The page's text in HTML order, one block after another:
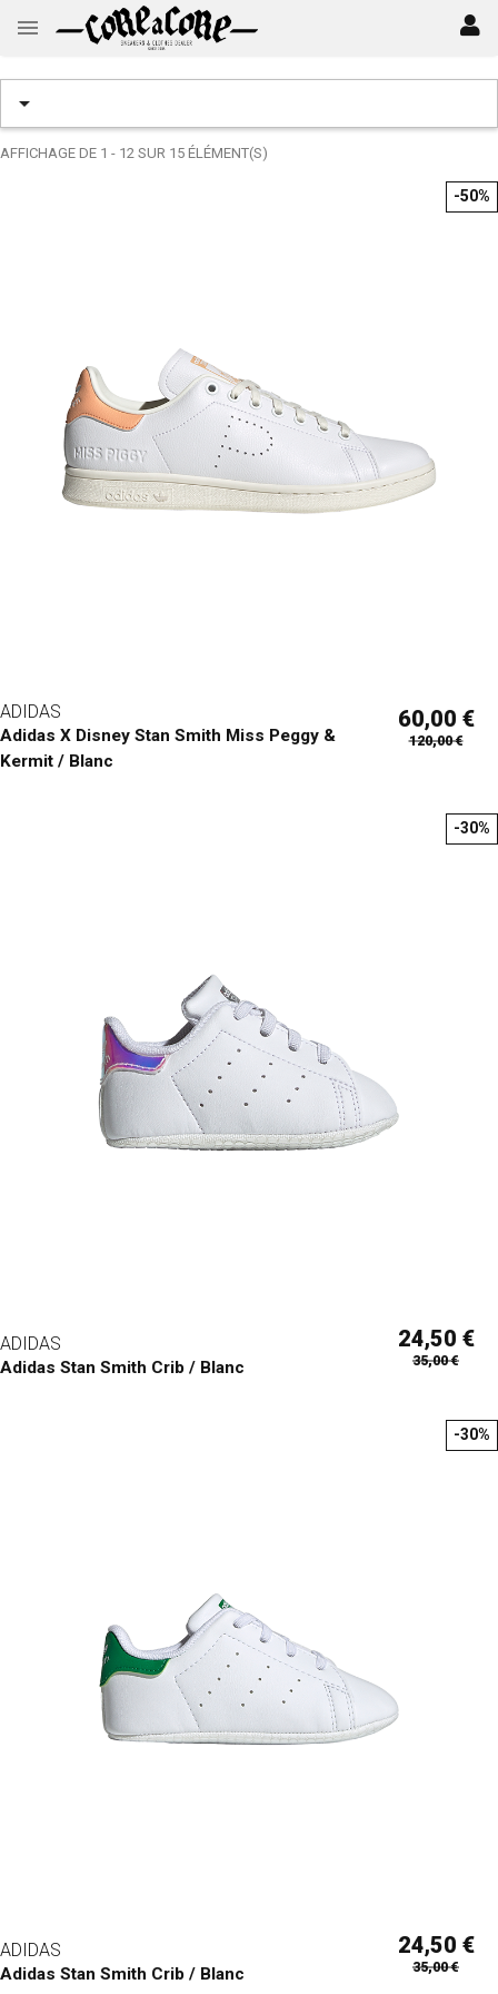

AFFICHAGE DE 1 - 12 SUR 15 ÉLÉMENT(S)
-50%
ADIDAS
Adidas X Disney Stan Smith Miss Peggy &
Kermit / Blanc
60,00 €
120,00 €
-30%
ADIDAS
Adidas Stan Smith Crib / Blanc
24,50 €
35,00 €
-30%
ADIDAS
Adidas Stan Smith Crib / Blanc
24,50 €
35,00 €